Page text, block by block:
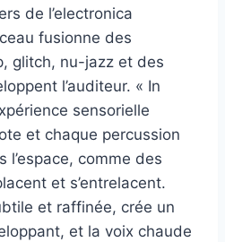
de l’electronica
fusionne des
glitch, nu-jazz et des
l’auditeur. « In
sensorielle
et chaque percussion
comme des
et s’entrelacent.
et raffinée, crée un
et la voix chaude